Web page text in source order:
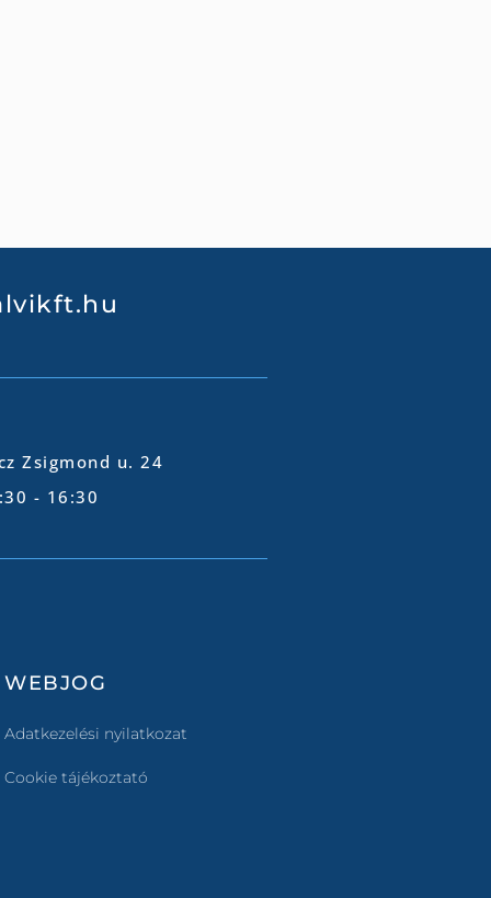
Zsigmond u. 24
- 16:30
WEBJOG
Adatkezelési nyilatkozat
Cookie tájékoztató